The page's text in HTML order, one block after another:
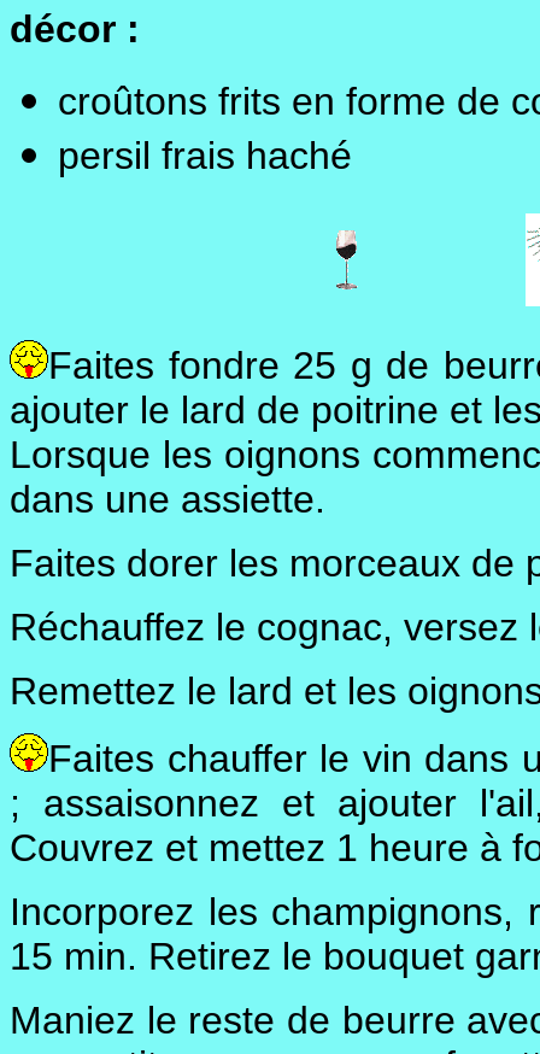
décor :
croûtons frits en forme de
persil frais haché
Faites fondre 25 g de
ajouter le lard de poitrine et
Lorsque les oignons
dans une assiette.
Faites dorer les morceaux de
Réchauffez le cognac, versez
Remettez le lard et les
Faites chauffer le vin dans
; assaisonnez et ajouter
Couvrez et mettez 1 heure à
Incorporez les
15 min. Retirez le bouquet
Maniez le reste de beurre